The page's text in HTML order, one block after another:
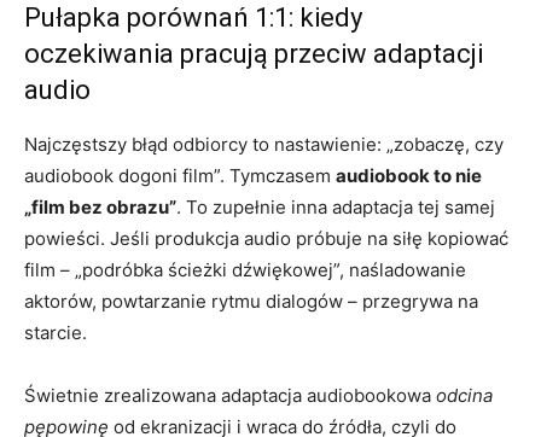
Pułapka porównań 1:1: kiedy
oczekiwania pracują przeciw adaptacji
audio
Najczęstszy błąd odbiorcy to nastawienie: „zobaczę, czy
audiobook dogoni film”. Tymczasem audiobook to nie
„film bez obrazu”. To zupełnie inna adaptacja tej samej
powieści. Jeśli produkcja audio próbuje na siłę kopiować
film – „podróbka ścieżki dźwiękowej”, naśladowanie
aktorów, powtarzanie rytmu dialogów – przegrywa na
starcie.
Świetnie zrealizowana adaptacja audiobookowa odcina
pępowinę od ekranizacji i wraca do źródła, czyli do